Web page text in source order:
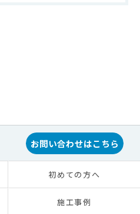
お問い合わせはこちら
初めての方へ
施工事例